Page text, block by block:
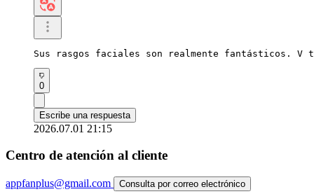
Sus rasgos faciales son realmente fantásticos. V
0
Escribe una respuesta
2026.07.01 21:15
Centro de atención al cliente
appfanplus@gmail.com Consulta por correo electrónico